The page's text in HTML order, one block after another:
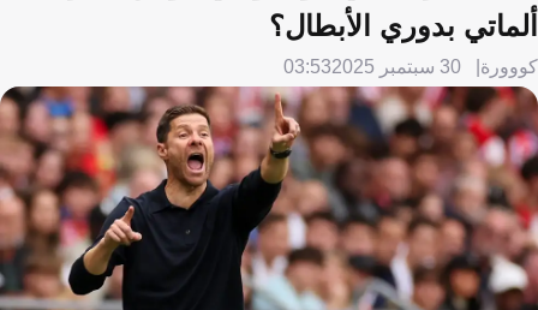
ألماتي بدوري الأبطال؟
كووورة 30 سبتمبر 2025 03:53